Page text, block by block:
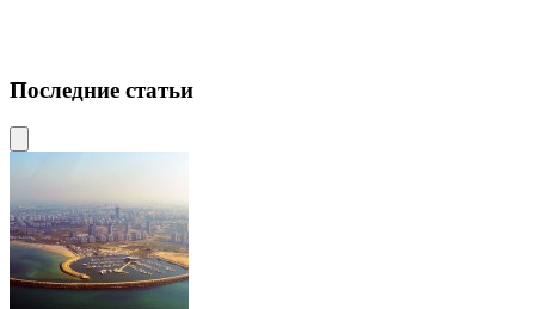
Последние статьи